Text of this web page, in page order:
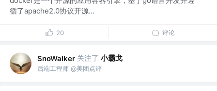
循了apache2.0协议开源...
20 评论
SnoWalker 关注了 小霸戈
后端工程师 @美团点评